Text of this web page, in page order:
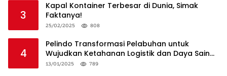
3
Kapal Kontainer Terbesar di Dunia, Simak
Faktanya!
25/02/2025 808
4
Pelindo Transformasi Pelabuhan untuk
Wujudkan Ketahanan Logistik dan Daya Saing
Global
13/01/2025 789